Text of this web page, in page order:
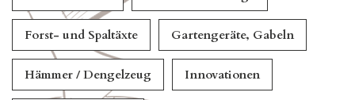
Forst- und Spaltäxte Gartengeräte, Gabeln
Hämmer / Dengelzeug Innovationen